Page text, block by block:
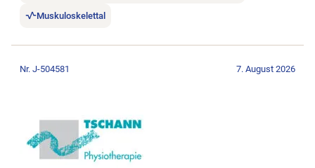
Muskuloskelettal
Nr. J-504581 7. August 2026